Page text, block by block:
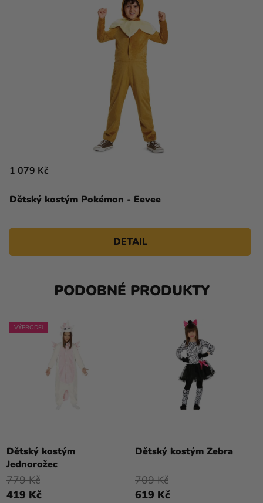
Dětský kostým Pokémon - Eevee
1 079 Kč
DETAIL
PODOBNÉ PRODUKTY
VÝPRODEJ
Dětský kostým
Jednorožec
419 Kč
779 Kč
Dětský kostým Zebra
619 Kč
709 Kč